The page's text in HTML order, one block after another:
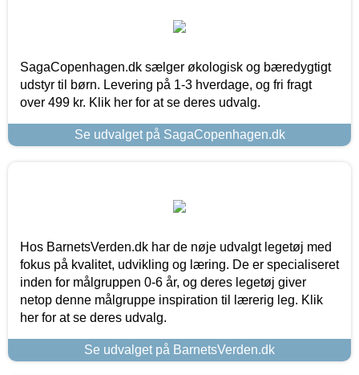
SagaCopenhagen.dk sælger økologisk og bæredygtigt
udstyr til børn. Levering på 1-3 hverdage, og fri fragt
over 499 kr. Klik her for at se deres udvalg.
Se udvalget på SagaCopenhagen.dk
Hos BarnetsVerden.dk har de nøje udvalgt legetøj med
fokus på kvalitet, udvikling og læring. De er specialiseret
inden for målgruppen 0-6 år, og deres legetøj giver
netop denne målgruppe inspiration til lærerig leg. Klik
her for at se deres udvalg.
Se udvalget på BarnetsVerden.dk